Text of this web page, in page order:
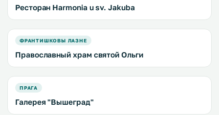
Ресторан Harmonia u sv. Jakuba
ФРАНТИШКОВЫ ЛАЗНЕ
Православный храм святой Ольги
ПРАГА
Галерея "Вышеград"